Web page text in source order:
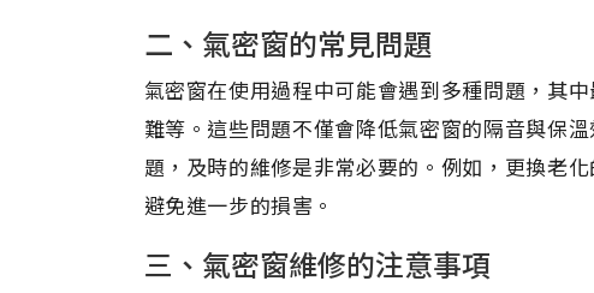
二、氣密窗的常見問題
氣密窗在使用過程中可能會遇到多種問題，其
難等。這些問題不僅會降低氣密窗的隔音與保
題，及時的維修是非常必要的。例如，更換老
避免進一步的損害。
三、氣密窗維修的注意事項